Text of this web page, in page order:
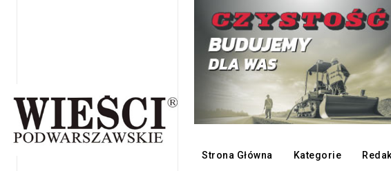
Strona Główna Kategorie